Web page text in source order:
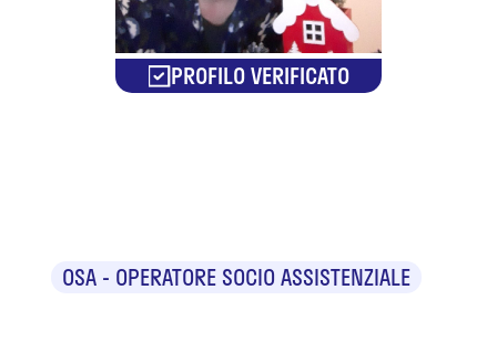
PROFILO VERIFICATO
OSA - OPERATORE SOCIO ASSISTENZIALE